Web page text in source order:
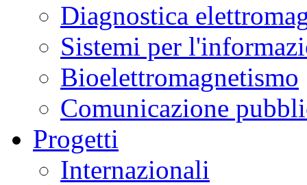
Diagnostica
Sistemi per
Bioelettromagnetismo
Comunicazione
Progetti
Internazionali